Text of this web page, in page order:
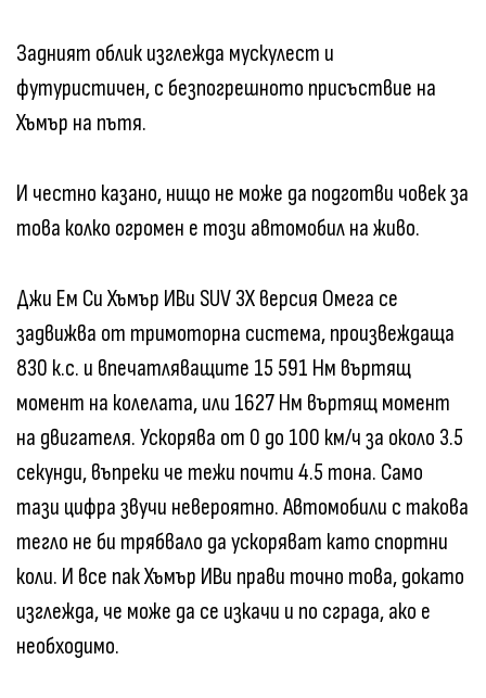
Задният облик изглежда мускулест и
футуристичен, с безпогрешното присъствие на
Хъмър на пътя.
И честно казано, нищо не може да подготви човек за
това колко огромен е този автомобил на живо.
Джи Ем Си Хъмър ИВи SUV 3X версия Омега се
задвижва от тримоторна система, произвеждаща
830 к.с. и впечатляващите 15 591 Нм въртящ
момент на колелата, или 1627 Нм въртящ момент
на двигателя. Ускорява от 0 до 100 км/ч за около 3.5
секунди, въпреки че тежи почти 4.5 тона. Само
тази цифра звучи невероятно. Автомобили с такова
тегло не би трябвало да ускоряват като спортни
коли. И все пак Хъмър ИВи прави точно това, докато
изглежда, че може да се изкачи и по сграда, ако е
необходимо.